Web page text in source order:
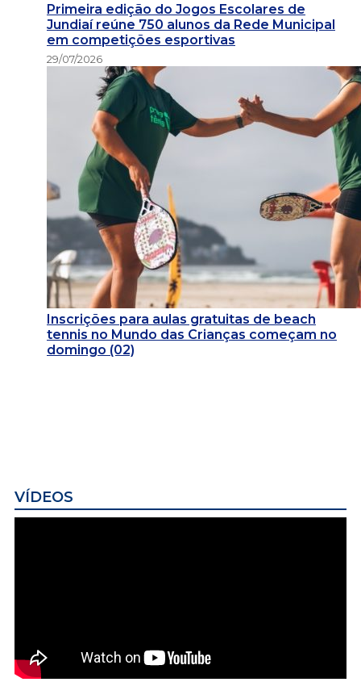
Primeira edição do Jogos Escolares de
Jundiaí reúne 750 alunos da Rede Municipal
em competições esportivas
29/07/2026
Inscrições para aulas gratuitas de beach
tennis no Mundo das Crianças começam no
domingo (02)
VÍDEOS